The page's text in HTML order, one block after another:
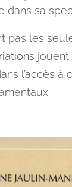
dans sa
pas les
l’accès à